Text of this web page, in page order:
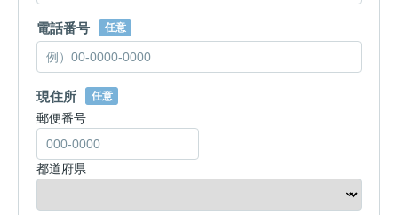
電話番号 任意
現住所 任意
郵便番号
都道府県